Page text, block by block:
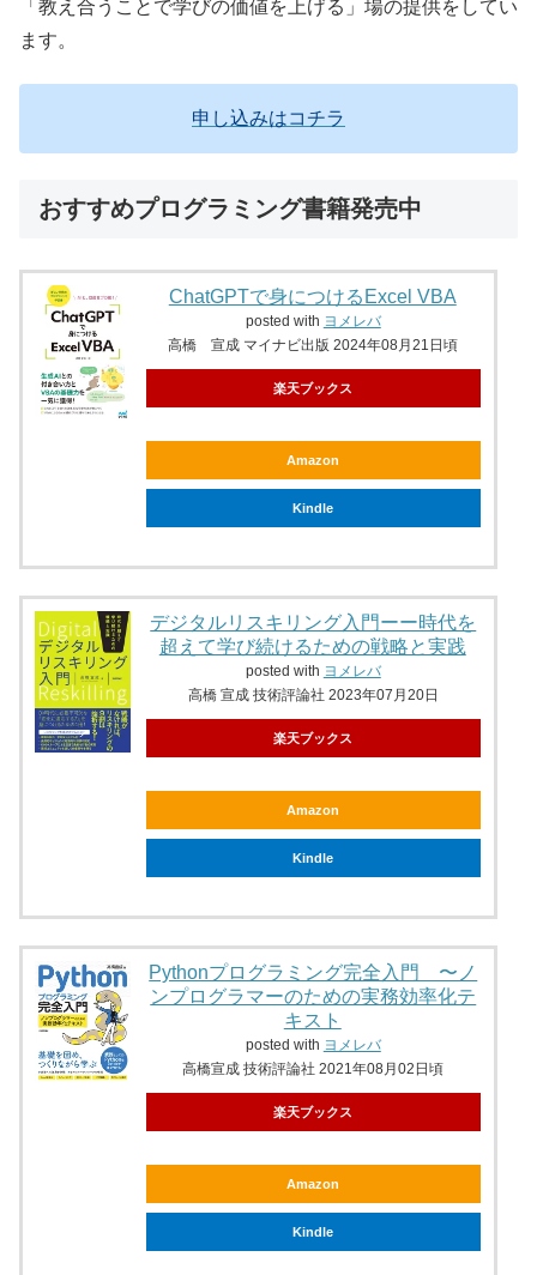
「教え合うことで学びの価値を上げる」場の提供をしてい
ます。
申し込みはコチラ
おすすめプログラミング書籍発売中
ChatGPTで身につけるExcel VBA
posted with ヨメレバ
高橋 宣成 マイナビ出版 2024年08月21日頃
楽天ブックス
Amazon
Kindle
デジタルリスキリング入門ーー時代を
超えて学び続けるための戦略と実践
posted with ヨメレバ
高橋 宣成 技術評論社 2023年07月20日
楽天ブックス
Amazon
Kindle
Pythonプログラミング完全入門 〜ノ
ンプログラマーのための実務効率化テ
キスト
posted with ヨメレバ
高橋宣成 技術評論社 2021年08月02日頃
楽天ブックス
Amazon
Kindle